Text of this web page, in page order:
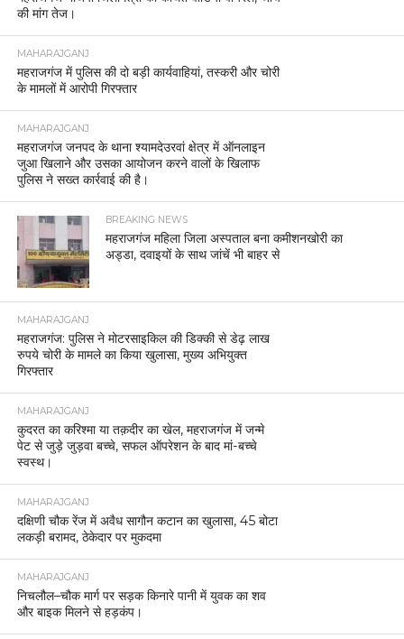
की मांग तेज।
MAHARAJGANJ
महराजगंज में पुलिस की दो बड़ी कार्यवाहियां, तस्करी और चोरी
के मामलों में आरोपी गिरफ्तार
MAHARAJGANJ
महराजगंज जनपद के थाना श्यामदेउरवां क्षेत्र में ऑनलाइन
जुआ खिलाने और उसका आयोजन करने वालों के खिलाफ
पुलिस ने सख्त कार्रवाई की है।
BREAKING NEWS
महराजगंज महिला जिला अस्पताल बना कमीशनखोरी का
अड्डा, दवाइयों के साथ जांचें भी बाहर से
MAHARAJGANJ
महराजगंज: पुलिस ने मोटरसाइकिल की डिक्की से डेढ़ लाख
रुपये चोरी के मामले का किया खुलासा, मुख्य अभियुक्त
गिरफ्तार
MAHARAJGANJ
कुदरत का करिश्मा या तक़दीर का खेल, महराजगंज में जन्मे
पेट से जुड़े जुड़वा बच्चे, सफल ऑपरेशन के बाद मां-बच्चे
स्वस्थ।
MAHARAJGANJ
दक्षिणी चौक रेंज में अवैध सागौन कटान का खुलासा, 45 बोटा
लकड़ी बरामद, ठेकेदार पर मुकदमा
MAHARAJGANJ
निचलौल–चौक मार्ग पर सड़क किनारे पानी में युवक का शव
और बाइक मिलने से हड़कंप।